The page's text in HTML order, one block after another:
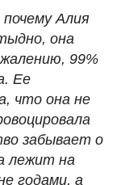
Алия
она
99%
Ее
что она не
забывает о
лежит на
годами, а